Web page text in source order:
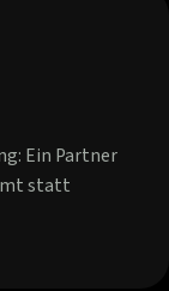
Ein Partner
statt